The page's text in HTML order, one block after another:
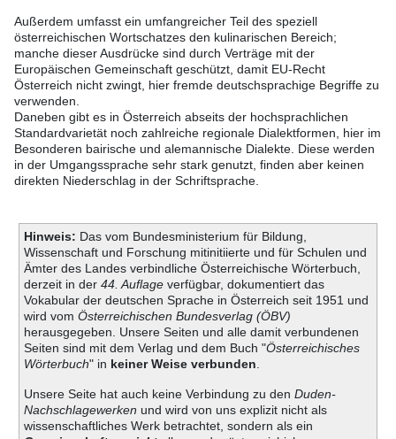
Außerdem umfasst ein umfangreicher Teil des speziell
österreichischen Wortschatzes den kulinarischen Bereich;
manche dieser Ausdrücke sind durch Verträge mit der
Europäischen Gemeinschaft geschützt, damit EU-Recht
Österreich nicht zwingt, hier fremde deutschsprachige Begriffe zu
verwenden.
Daneben gibt es in Österreich abseits der hochsprachlichen
Standardvarietät noch zahlreiche regionale Dialektformen, hier im
Besonderen bairische und alemannische Dialekte. Diese werden
in der Umgangssprache sehr stark genutzt, finden aber keinen
direkten Niederschlag in der Schriftsprache.
Hinweis: Das vom Bundesministerium für Bildung,
Wissenschaft und Forschung mitinitiierte und für Schulen und
Ämter des Landes verbindliche Österreichische Wörterbuch,
derzeit in der 44. Auflageverfügbar, dokumentiert das
Vokabular der deutschen Sprache in Österreich seit 1951 und
wird vom Österreichischen Bundesverlag (ÖBV)
herausgegeben. Unsere Seiten und alle damit verbundenen
Seiten sind mit dem Verlag und dem Buch "Österreichisches
Wörterbuch" in keiner Weise verbunden
Unsere Seite hat auch keine Verbindung zu den Duden-
Nachschlagewerken und wird von uns explizit nicht als
wissenschaftliches Werk betrachtet, sondern als ein